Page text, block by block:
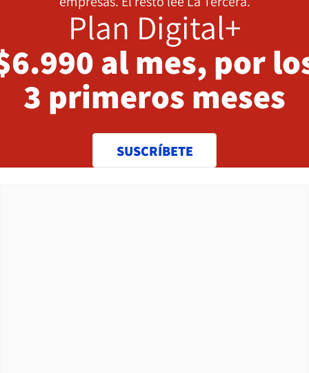
Plan Digital+
al mes, por
3 primeros meses
SUSCRÍBETE